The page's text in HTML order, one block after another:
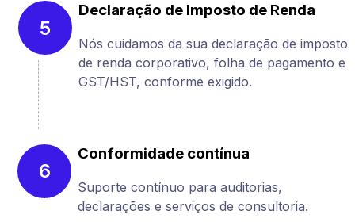
5
Declaração de Imposto de Renda
Nós cuidamos da sua declaração de imposto
de renda corporativo, folha de pagamento e
GST/HST, conforme exigido.
6
Conformidade contínua
Suporte contínuo para auditorias,
declarações e serviços de consultoria.